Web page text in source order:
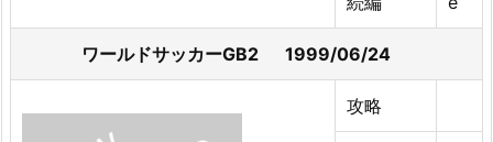
ワールドサッカーGB2 1999/06/24
攻略